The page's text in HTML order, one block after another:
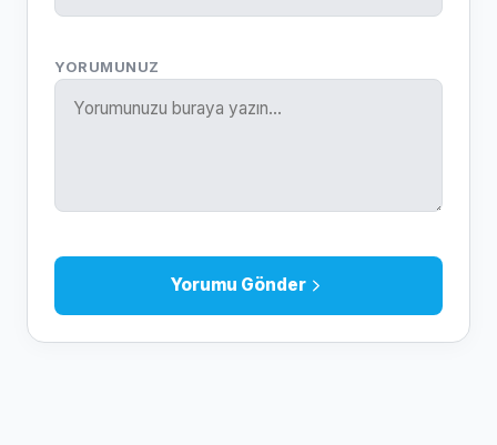
YORUMUNUZ
Yorumu Gönder